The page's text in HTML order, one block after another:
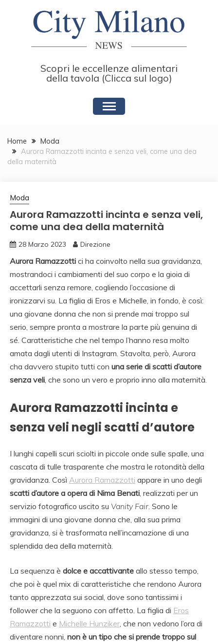
Scopri le eccellenze alimentari
della tavola (Clicca sul logo)
Home
Moda
Aurora Ramazzotti incinta e senza veli, come una dea
della maternità
Moda
Aurora Ramazzotti incinta e senza veli,
come una dea della maternità
28 Marzo 2023 Direzione
Aurora Ramazzotti ci ha coinvolto nella sua gravidanza,
mostrandoci i cambiamenti del suo corpo e la gioia di
accettarli senza remore, cogliendo l’occasione di
ironizzarvi su. La figlia di Eros e Michelle, in fondo, è così:
una giovane donna che non si prende mai troppo sul
serio, sempre pronta a mostrare la parte più genuina di
sé. Caratteristiche che nel tempo l’hanno resa molto
amata dagli utenti di Instagram. Stavolta, però, Aurora
cha davvero stupito tutti con una serie di scatti d’autore
senza veli , che sono un vero e proprio inno alla maternità.
Aurora Ramazzotti incinta e
senza veli negli scatti d’autore
I lunghi capelli scuri sciolti in piccole onde sulle spalle, una
cascata di tulle trasparente che mostra le rotondità della
gravidanza. Così Aurora Ramazzotti appare in uno degli
scatti d’autore a opera di Nima Benati , realizzati per un
servizio fotografico uscito su Vanity Fair . Sono le
immagini di una giovane donna che, alla sua prima
gravidanza, si è trasformata nell’incarnazione di una
splendida dea della maternità.
La sequenza è dolce e accattivante allo stesso tempo,
che poi è quel mix di caratteristiche che rendono Aurora
tanto apprezzata sui social, dove sono tantissimi i
follower che la seguono con affetto. La figlia di Eros
Ramazzotti e Michelle Hunziker , che non vedono l’ora di
diventare nonni, non è un tipo che si prende troppo sul